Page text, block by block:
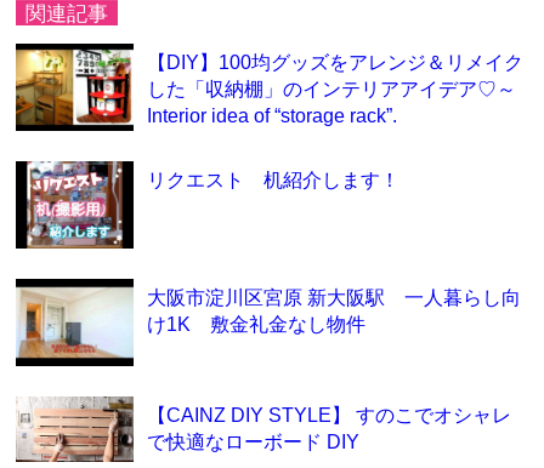
関連記事
【DIY】100均グッズをアレンジ＆リメイク
した「収納棚」のインテリアアイデア♡～
Interior idea of “storage rack”.
リクエスト 机紹介します！
大阪市淀川区宮原 新大阪駅 一人暮らし向
け1K 敷金礼金なし物件
【CAINZ DIY STYLE】 すのこでオシャレ
で快適なローボード DIY